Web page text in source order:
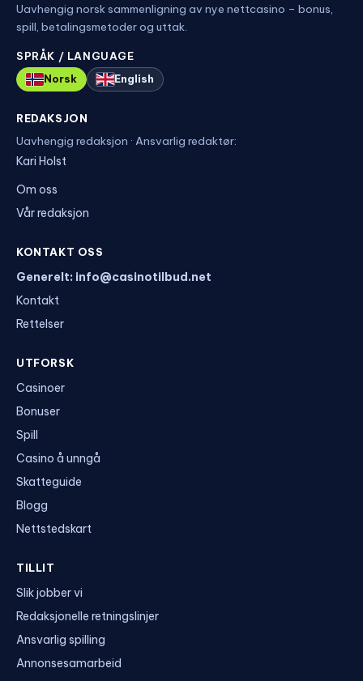
Uavhengig norsk sammenligning av nye nettcasino – bonus,
spill, betalingsmetoder og uttak.
SPRÅK / LANGUAGE
Norsk
English
REDAKSJON
Uavhengig redaksjon · Ansvarlig redaktør:
Kari Holst
Om oss
Vår redaksjon
KONTAKT OSS
Generelt: info@casinotilbud.net
Kontakt
Rettelser
UTFORSK
Casinoer
Bonuser
Spill
Casino å unngå
Skatteguide
Blogg
Nettstedskart
TILLIT
Slik jobber vi
Redaksjonelle retningslinjer
Ansvarlig spilling
Annonsesamarbeid